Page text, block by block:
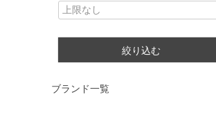
絞り込む
ブランド一覧